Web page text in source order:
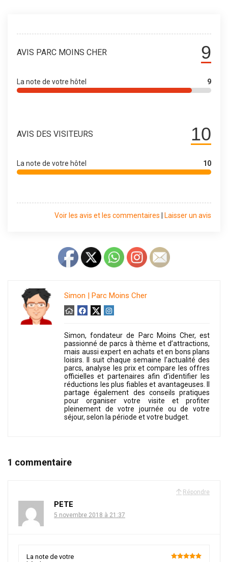
9
AVIS PARC MOINS CHER
La note de votre hôtel 9
10
AVIS DES VISITEURS
La note de votre hôtel 10
Laisser un avis
Voir les avis et les commentaires
Simon | Parc Moins Cher
Simon, fondateur de Parc Moins Cher, est
passionné de parcs à thème et d’attractions,
mais aussi expert en achats et en bons plans
loisirs. Il suit chaque semaine l’actualité des
parcs, analyse les prix et compare les offres
officielles et partenaires afin d’identifier les
réductions les plus fiables et avantageuses. Il
partage également des conseils pratiques
pour organiser votre visite et profiter
pleinement de votre journée ou de votre
séjour, selon la période et votre budget.
1 commentaire
Répondre
PETE
5 novembre 2018 à 21:37
La note de votre